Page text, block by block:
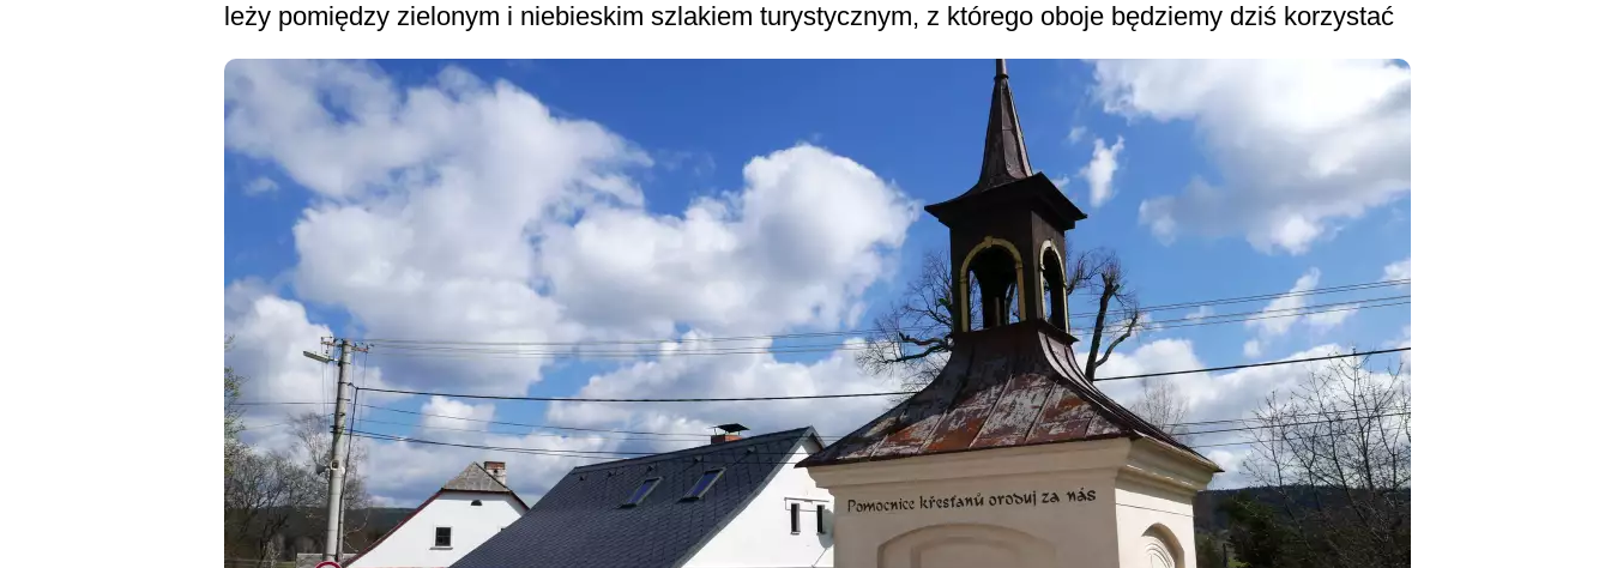
leży pomiędzy zielonym i niebieskim szlakiem turystycznym, z którego oboje będziemy dziś korzystać